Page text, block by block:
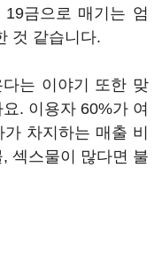
금으로 매기는 엄
것 같습니다.
는 이야기 또한 맞
. 이용자 60%가 여
차지하는 매출 비
섹스물이 많다면 불